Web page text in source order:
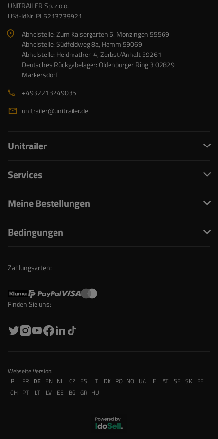
UNITRAILER Sp. z o.o.
USt-IdNr: PL5213739921
Abholstelle: Zum Kaisergarten 5, Monzingen 55569
Abholstelle: Südfeldweg 8a, Hamm 59069
Abholstelle: Heidmathen 4, Zerbst/Anhalt 39261
Deutsches Rückgabelager: Oldenburger Ring 3 02829
Markersdorf
+4932213249035
unitrailer@unitrailer.de
Unitrailer
Services
Meine Bestellungen
Bedingungen
Zahlungsarten:
Finden Sie uns:
Webseite Version:
PL
FR DE EN NL CZ ES IT DK RO NO UA IE AT SE SK BE
CH
PT LT LV EE BG GR HU